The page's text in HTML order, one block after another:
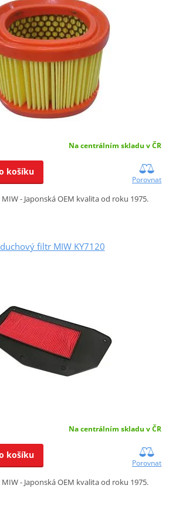
Na centrálním skladu v ČR
košíku
Porovnat
- Japonská OEM kvalita od roku 1975.
filtr MIW KY7120
Na centrálním skladu v ČR
košíku
Porovnat
- Japonská OEM kvalita od roku 1975.